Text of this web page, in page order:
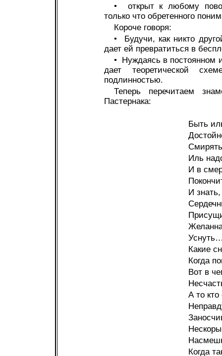
• открыт к любому
только что обретенного
Короче говоря:
• Будучи, как никто
дает ей превратиться в
• Нуждаясь в постоянном
дает теоретической
подлинностью.
Теперь перечитаем
Пастернака:
Быть
Иль
И в
И
Какие
Когда
Вот в
А то
Когда